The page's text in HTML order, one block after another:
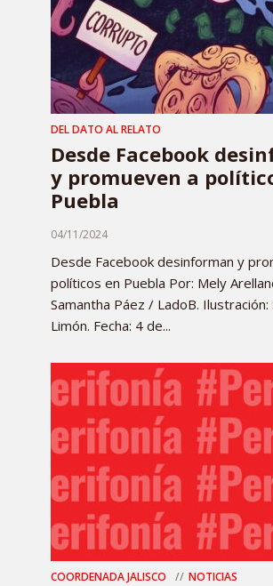
DEL DATO AL RELATO
Desde Facebook
y promueven a
Puebla
04/11/2024
Desde Facebook desinforman y
políticos en Puebla Por: Mely
Samantha Páez / LadoB. Ilustración:
Limón. Fecha: 4 de...
COORDENADA JALISCO NOTICIAS